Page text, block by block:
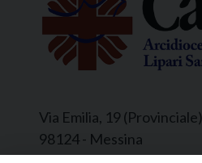
Via Emilia, 19 (Provinciale)
98124 - Messina